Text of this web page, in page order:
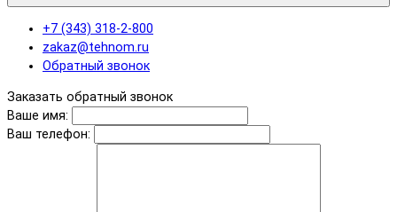
+7 (343) 318-2-800
zakaz@tehnom.ru
Обратный звонок
Заказать обратный звонок
Ваше имя:
Ваш телефон: